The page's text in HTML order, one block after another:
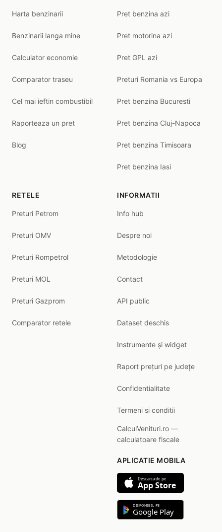
Harta benzinarii
Benzinarii langa mine
Calculator economie
Comparator traseu
Cel mai ieftin combustibil
Raporteaza un pret
Blog
Pret benzina azi
Pret motorina azi
Pret GPL azi
Preturi Romania vs Europa
Pret benzina Bucuresti
Pret benzina Cluj-Napoca
Pret benzina Timisoara
Pret benzina Iasi
RETELE
Preturi Petrom
Preturi OMV
Preturi Rompetrol
Preturi MOL
Preturi Gazprom
Comparator retele
INFORMATII
Info hub
Despre noi
Metodologie
Contact
API public
Dataset deschis
Instrumente și widget
Raport prețuri pe județe
Confidentialitate
Termeni si conditii
CalculVenituri.ro —
calculatoare fiscale
APLICATIE MOBILA
Descarca de pe
App Store
DISPONIBIL PE
Google Play